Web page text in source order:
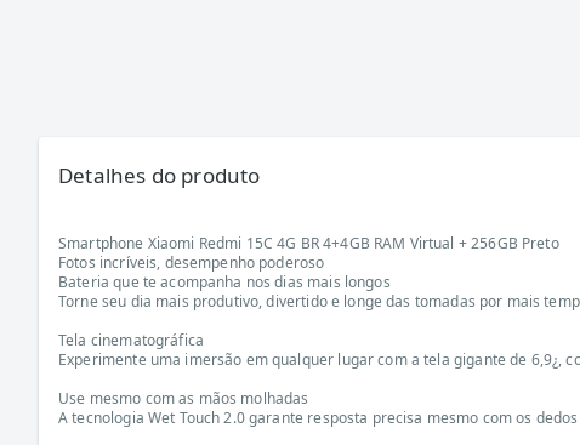
Detalhes do produto
Smartphone Xiaomi Redmi 15C 4G BR 4+4GB RAM Virtual + 256GB Preto
Fotos incríveis, desempenho poderoso
Bateria que te acompanha nos dias mais longos
Torne seu dia mais produtivo, divertido e longe das tomadas por mais
Tela cinematográfica
Experimente uma imersão em qualquer lugar com a tela gigante de 6,9¿,
Use mesmo com as mãos molhadas
A tecnologia Wet Touch 2.0 garante resposta precisa mesmo com os